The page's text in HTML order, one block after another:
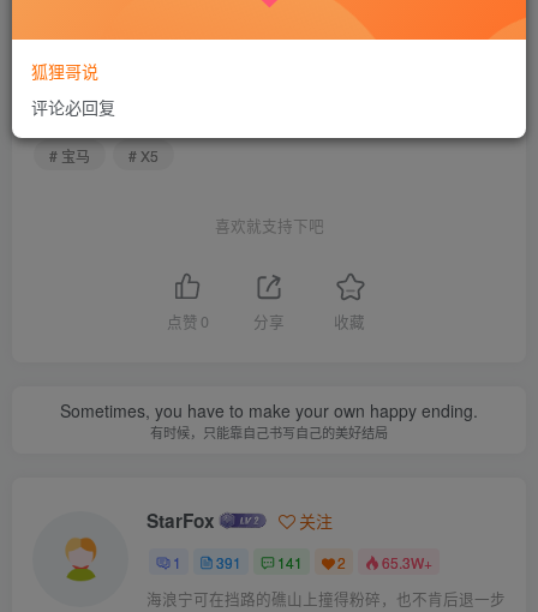
文章版权归作者所有，未经允许请勿转载。
THE END
生活
# 宝马
# X5
喜欢就支持下吧
点赞 0 分享 收藏
Sometimes, you have to make your own happy ending.
有时候，只能靠自己书写自己的美好结局
StarFox 关注
1 391 141 2 65.3W+
海浪宁可在挡路的礁山上撞得粉碎，也不肯后退一步
狐狸哥说
评论必回复